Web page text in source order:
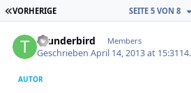
ERSTE SEITE
VORHERIGE SEITE 5 VON 8
thunderbird Members
GeschriebenApril 14, 2013 at 15:31
AUTOR